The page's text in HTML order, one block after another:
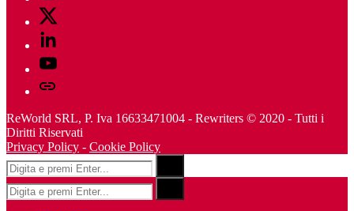
Twitter
Linkedin
Youtube
Telegram
ReWorld SRL, P. Iva 16633471004 - Rewriters © 2020 - Tutti i
Diritti Riservati
Privacy Policy - Cookie Policy
Risultati
per:
Risultati
per: